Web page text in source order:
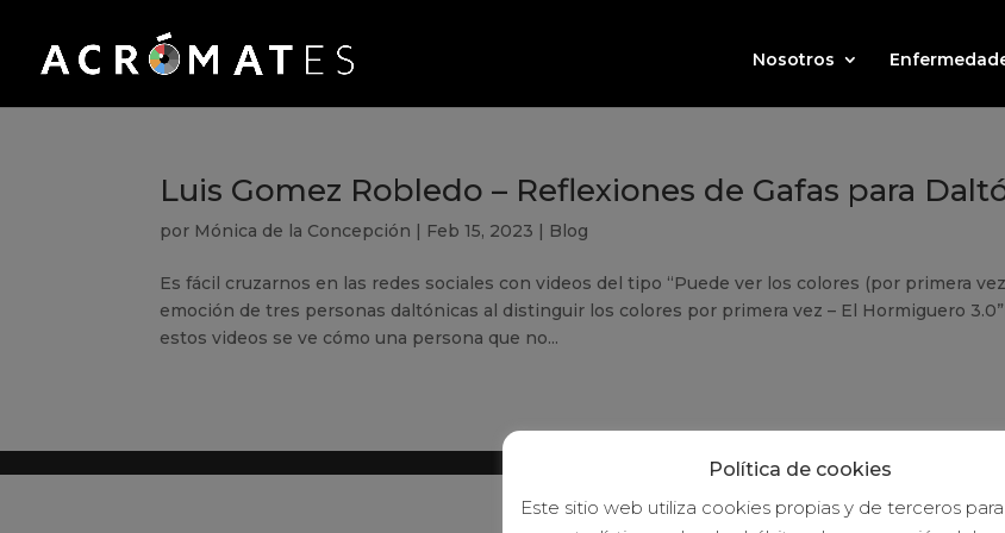
Nosotros
Luis Gomez Robledo – Reflexiones de Gafas para
por Mónica de la Concepción | Feb 15, 2023 | Blog
Es fácil cruzarnos en las redes sociales con videos del tipo “Puede ver los colores (por primera
emoción de tres personas daltónicas al distinguir los colores por primera vez – El Hormiguero
estos videos se ve cómo una persona que no...
Política de cookies
Este sitio web utiliza cookies propias y de terceros